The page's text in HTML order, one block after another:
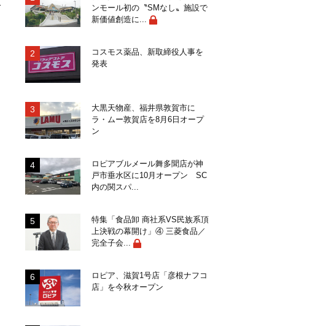
ンモール初の〝SMなし〟施設で
新価値創造に...
コスモス薬品、新取締役人事を
発表
大黒天物産、福井県敦賀市に
ラ・ムー敦賀店を8月6日オープ
ン
ロピアブルメール舞多聞店が神
戸市垂水区に10月オープン SC
内の関スパ...
特集「食品卸 商社系VS民族系頂
上決戦の幕開け」④ 三菱食品／
完全子会...
ロピア、滋賀1号店「彦根ナフコ
店」を今秋オープン